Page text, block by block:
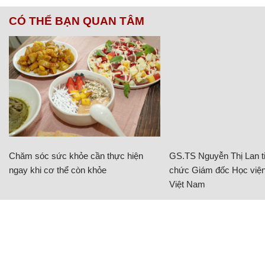
CÓ THỂ BẠN QUAN TÂM
Chăm sóc sức khỏe cần thực hiện
ngay khi cơ thể còn khỏe
GS.TS Nguyễn Thị Lan
chức Giám đốc Học
Việt Nam